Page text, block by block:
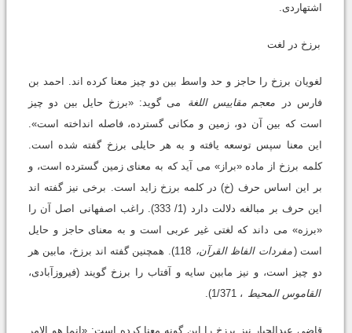
اشتهاردی.
برزخ در لغت
لغویان برزخ را حاجز و حد واسط بین دو چیز معنا کرده اند. احمد بن
فارس در
معجم مقاییس اللغة
مى گوید: «برزخ حایل بین دو چیز
است که بین آن دو، زمین و مکانى گسترده، فاصله انداخته است».
این معنا سپس توسعه یافته و به هر حایلى برزخ گفته شده است.
کلمه برزخ از ماده «براز» مى آید که به معناى زمین گسترده است، و
بر این اساس حرف (خ) در کلمه برزخ زاید است. برخى نیز گفته اند
این حرف بر مبالغه دلالت دارد (1/ 333). راغب اصفهانى اصل آن را
«برزه» مى داند که لغتى غیر عربى است و به معناى حاجز و حایل
است (مفردات الفاظ القرآن،
118). همچنین گفته اند برزخ، مابین هر
دو چیز است، و نیز مابین سایه و آفتاب را برزخ گویند (فیروزآبادى،
القاموس المحیط ، 1/371).
قاضى عبدالجبار نیز برزخ را این گونه معنا کرده است: «انما هو الامر